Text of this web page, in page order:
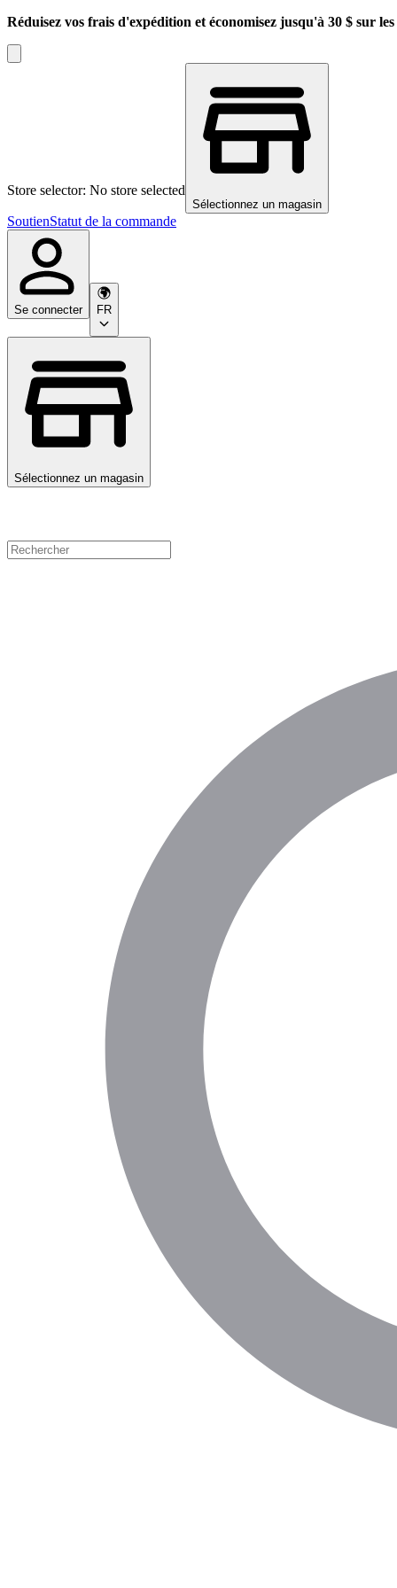
Réduisez vos frais d'expédition et économisez jusqu'à 30 $ sur
Store selector: No store selected
Sélectionnez un magasin
SoutienStatut de la commande
Se connecter FR
Sélectionnez un magasin